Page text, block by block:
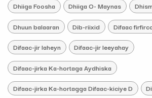
Dhiiga Foosha Dhiiga O- Maynas
Dhuun balaaran Dib-riixid Difaac
Difaac-jir laheyn Difaac-jir leeyahay
Difaac-jirka Ka-hortaga Aydhiska
Difaac-jirka Ka-hortagga Difaac-kiciye D